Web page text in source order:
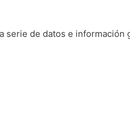
serie de datos e información